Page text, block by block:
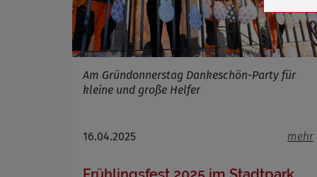
Am Gründonnerstag Dankeschön-Party für
kleine und große Helfer
16.04.2025 mehr
Name
Cookie